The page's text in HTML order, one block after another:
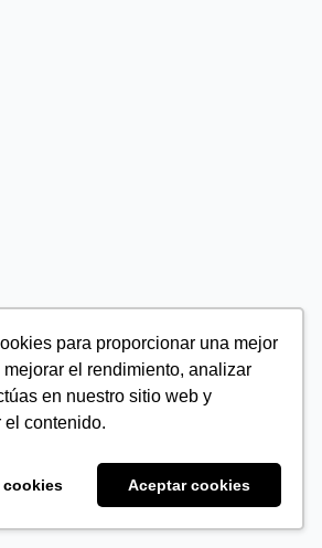
para proporcionar una mejor
el rendimiento, analizar
en nuestro sitio web y
el contenido.
cookies Aceptar cookies